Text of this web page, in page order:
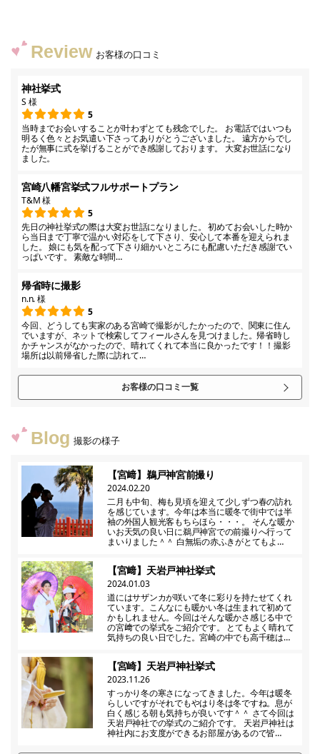
Review お客様の口コミ
神社挙式
S 様
5
当時までお会いすることが叶わずとても残念でした。 お電話ではいつも
明るく色々とお気遣い下さってありがとうございました。 遠方からでし
たが無事に式を挙げることができ感謝しております。 大変お世話になり
ました。
宮崎八幡宮挙式フルサポートプラン
T&M 様
5
先日の神社挙式の際は大変お世話になりました。 初めてお会いした時か
ら当日まで丁寧で温かい対応をして下さり、安心して本番を迎えられま
した。 娘にも気を配って下さり細かいところにも配慮いただき感謝でい
っぱいです。 素敵な時間…
帰省時に撮影
n.n. 様
5
今回、どうしても実家のある宮崎で撮影がしたかったので、関東に住ん
でいますが、ネットで検索してフィールさんを見つけました。帰省時し
かチャンスがなかったので、晴れてくれて本当に良かったです！！撮影
場所は以前帰省した際に訪れて…
お客様の口コミ一覧
Blog 撮影の様子
【宮﨑】鵜戸神宮前撮り
2024.02.20
二月も中旬、梅も見頃を迎えて少しずつ春の訪れ
を感じています。今年は本当に暖冬で街中では半
袖の外国人観光客もちらほら・・・。 そんな暖か
いお天気の良い日に鵜戸神宮での前撮りへ行って
まいりました＾＾ 白無垢の赤ふきがとてもよ…
【宮﨑】天岩戸神社挙式
2024.01.03
道にはサザンカが咲いて冬に彩りを持たせてくれ
ています。こんなにも暖かい冬は生まれて初めて
かもしれません。今回はそんな暖かさ感じる中で
の宮﨑での挙式をご紹介です。 とてもよく晴れて
気持ちの良い日でした。宮崎の中でも高千穂は…
【宮崎】天岩戸神社挙式
2023.11.26
すっかり冬の寒さになってきました。今年は暖冬
らしいですがそれでもやはり冬は冬ですね。息が
白く感じる朝も気持ちが良いです＾＾ さて今回は
天岩戸神社での挙式のご紹介です。 天岩戸神社は
神社内にお支度ができるお部屋があるので皆…